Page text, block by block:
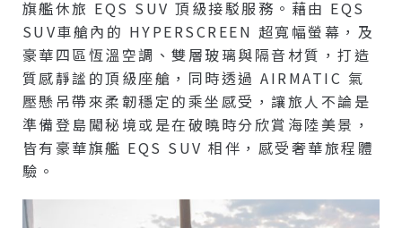
旗艦休旅 EQS SUV 頂級接駁服務。藉由 EQS
SUV車艙內的 HYPERSCREEN 超寬幅螢幕，及
豪華四區恆溫空調、雙層玻璃與隔音材質，打造
質感靜謐的頂級座艙，同時透過 AIRMATIC 氣
壓懸吊帶來柔韌穩定的乘坐感受，讓旅人不論是
準備登島闖秘境或是在破曉時分欣賞海陸美景，
皆有豪華旗艦 EQS SUV 相伴，感受奢華旅程體
驗。